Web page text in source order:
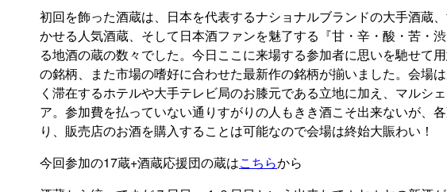
初回を飾った酒蔵は、日本を代表するナショナルブランドの大手酒蔵
かせる人気酒蔵、そして日本酒ファンを魅了する『甘・辛・酸・苦・
る地酒の蔵の数々でした。今日ここに来場する参加者に思いを馳せて
の銘柄、また市場の嗜好に合わせた最新作の銘柄が揃いました。会場
く滞在するホテルや大手テレビ局のお膝元である立地に加え、マルシ
ア。参加費を払っていない通りすがりの人もきき酒こそ出来ないが、
り、販売店のお酒を購入することは可能なので会場は終始大賑わい！
今回参加の17蔵+酒蔵応援団の蔵はこちらから